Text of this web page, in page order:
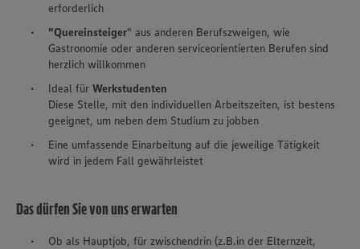
erforderlich
"Quereinsteiger" aus anderen Berufszweigen, wie
Gastronomie oder anderen serviceorientierten Berufen sind
herzlich willkommen
Ideal für Werkstudenten
Diese Stelle, mit den individuellen Arbeitszeiten, ist bestens
geeignet, um neben dem Studium zu jobben
Eine umfassende Einarbeitung auf die jeweilige Tätigkeit
wird in jedem Fall gewährleistet
Das dürfen Sie von uns erwarten
Ob als Hauptjob, für zwischendrin (z.B.in der Elternzeit,